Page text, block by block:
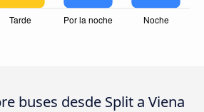
buses desde Split a Viena